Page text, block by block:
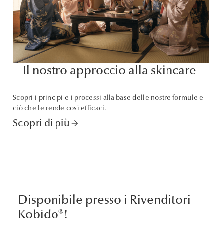
Il nostro approccio alla skincare
Scopri i principi e i processi alla base delle nostre formule e
ciò che le rende così efficaci.
Scopri di più arrow_forward
Disponibile presso i Rivenditori
Kobido®!